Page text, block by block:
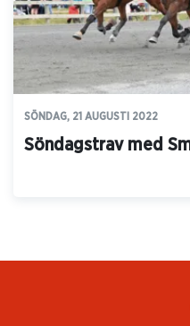
SÖNDAG, 21 AUGUSTI 2022
Söndagstrav med